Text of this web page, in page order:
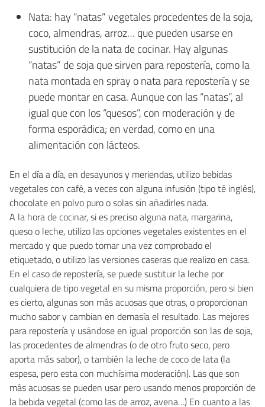
Nata: hay “natas” vegetales procedentes de la soja,
coco, almendras, arroz… que pueden usarse en
sustitución de la nata de cocinar. Hay algunas
“natas” de soja que sirven para repostería, como la
nata montada en spray o nata para repostería y se
puede montar en casa. Aunque con las “natas”, al
igual que con los “quesos”, con moderación y de
forma esporádica; en verdad, como en una
alimentación con lácteos.
En el día a día, en desayunos y meriendas, utilizo bebidas
vegetales con café, a veces con alguna infusión (tipo té inglés),
chocolate en polvo puro o solas sin añadirles nada.
A la hora de cocinar, si es preciso alguna nata, margarina,
queso o leche, utilizo las opciones vegetales existentes en el
mercado y que puedo tomar una vez comprobado el
etiquetado, o utilizo las versiones caseras que realizo en casa.
En el caso de repostería, se puede sustituir la leche por
cualquiera de tipo vegetal en su misma proporción, pero si bien
es cierto, algunas son más acuosas que otras, o proporcionan
mucho sabor y cambian en demasía el resultado. Las mejores
para repostería y usándose en igual proporción son las de soja,
las procedentes de almendras (o de otro fruto seco, pero
aporta más sabor), o también la leche de coco de lata (la
espesa, pero esta con muchísima moderación). Las que son
más acuosas se pueden usar pero usando menos proporción de
la bebida vegetal (como las de arroz, avena…) En cuanto a las